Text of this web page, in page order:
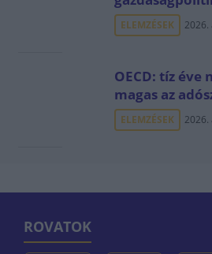
ELEMZÉSEK 2026.
OECD: tíz éve
magas az
ELEMZÉSEK 2026.
ROVATOK